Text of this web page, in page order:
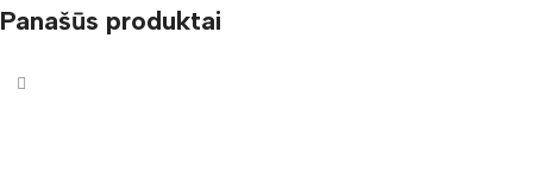
Panašūs produktai